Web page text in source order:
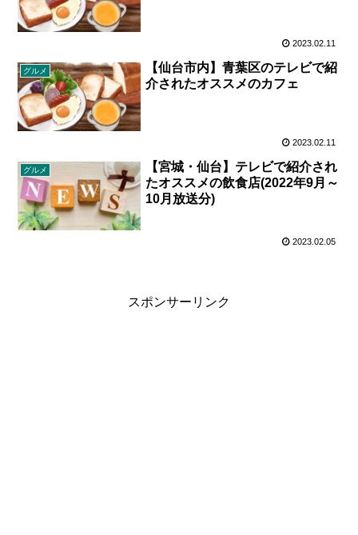
2023.02.11
グルメ
【仙台市内】青葉区のテレビで紹
介されたオススメのカフェ
2023.02.11
グルメ
【宮城・仙台】テレビで紹介され
たオススメの飲食店(2022年9月～
10月放送分)
2023.02.05
スポンサーリンク